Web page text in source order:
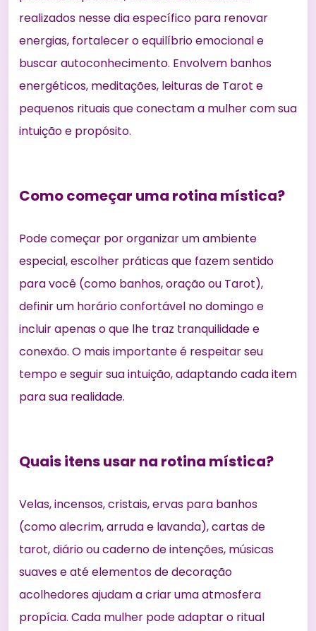
realizados nesse dia específico para renovar
energias, fortalecer o equilíbrio emocional e
buscar autoconhecimento. Envolvem banhos
energéticos, meditações, leituras de Tarot e
pequenos rituais que conectam a mulher com sua
intuição e propósito.
Como começar uma rotina mística?
Pode começar por organizar um ambiente
especial, escolher práticas que fazem sentido
para você (como banhos, oração ou Tarot),
definir um horário confortável no domingo e
incluir apenas o que lhe traz tranquilidade e
conexão. O mais importante é respeitar seu
tempo e seguir sua intuição, adaptando cada item
para sua realidade.
Quais itens usar na rotina mística?
Velas, incensos, cristais, ervas para banhos
(como alecrim, arruda e lavanda), cartas de
tarot, diário ou caderno de intenções, músicas
suaves e até elementos de decoração
acolhedores ajudam a criar uma atmosfera
propícia. Cada mulher pode adaptar o ritual